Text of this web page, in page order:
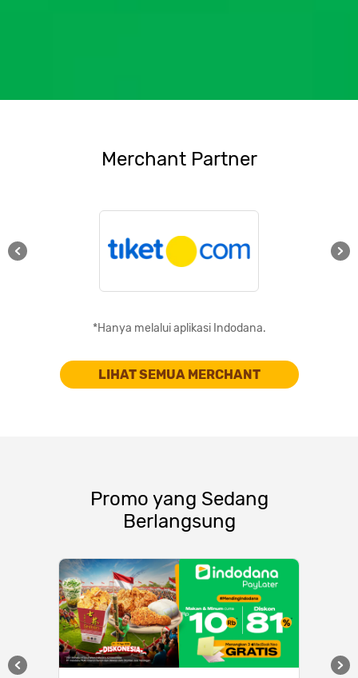
Merchant Partner
*Hanya melalui aplikasi Indodana.
LIHAT SEMUA MERCHANT
Promo yang Sedang
Berlangsung